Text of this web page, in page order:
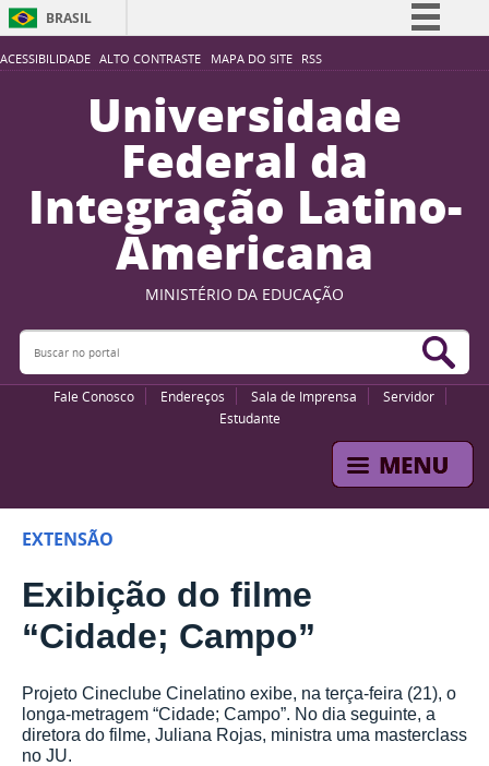
ACESSIBILIDADE ALTO CONTRASTE MAPA DO SITE RSS
BRASIL
Simplifique!
Participe
Acesso à informação
Legislação
Canais
Universidade
Federal da
Integração Latino-
Americana
MINISTÉRIO DA EDUCAÇÃO
Buscar no portal
Fale Conosco Endereços Sala de Imprensa
Servidor
Estudante
EXTENSÃO
Exibição do filme
“Cidade; Campo”
Projeto Cineclube Cinelatino exibe, na terça-feira (21), o
longa-metragem “Cidade; Campo”. No dia seguinte, a
diretora do filme, Juliana Rojas, ministra uma masterclass
no JU.